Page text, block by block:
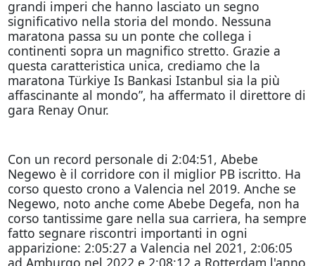
grandi imperi che hanno lasciato un segno
significativo nella storia del mondo. Nessuna
maratona passa su un ponte che collega i
continenti sopra un magnifico stretto. Grazie a
questa caratteristica unica, crediamo che la
maratona Türkiye Is Bankasi Istanbul sia la più
affascinante al mondo”, ha affermato il direttore di
gara Renay Onur.
Con un record personale di 2:04:51, Abebe
Negewo è il corridore con il miglior PB iscritto. Ha
corso questo crono a Valencia nel 2019. Anche se
Negewo, noto anche come Abebe Degefa, non ha
corso tantissime gare nella sua carriera, ha sempre
fatto segnare riscontri importanti in ogni
apparizione: 2:05:27 a Valencia nel 2021, 2:06:05
ad Amburgo nel 2022 e 2:08:12 a Rotterdam l'anno